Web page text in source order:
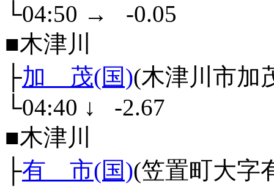
└04:50 →
-0.05
■木津川
├加 茂(国)(木津川市加
└04:40 ↓
-2.67
■木津川
├有 市(国)(笠置町大字